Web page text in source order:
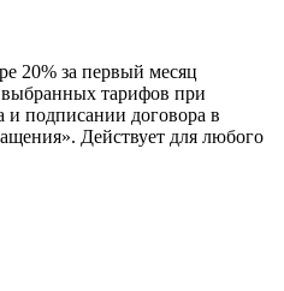
20% за первый месяц
тарифов при
и подписании договора в
Действует для любого